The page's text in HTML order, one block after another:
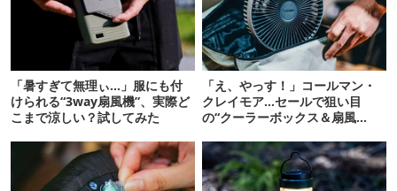
「暑すぎて無理ぃ…」服にも付
けられる“3way扇風機”、実際ど
こまで涼しい？試してみた
「え、やっす！」コールマン・
クレイモア…セールで狙い目
の“クーラーボックス＆扇風